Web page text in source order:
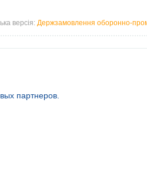
версія: Держзамовлення оборонно-
партнеров.